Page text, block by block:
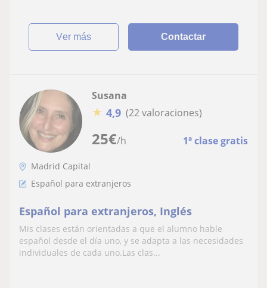
ver más Contactar
25€/h 1ª clase gratis
Susana
★ 4,9 (22 valoraciones)
Madrid Capital
Español para extranjeros
Español para extranjeros, Inglés
Mis clases están orientadas a que el alumno hable
español desde el día uno, y se adapta a las necesidades
individuales de cada uno.Las clas...